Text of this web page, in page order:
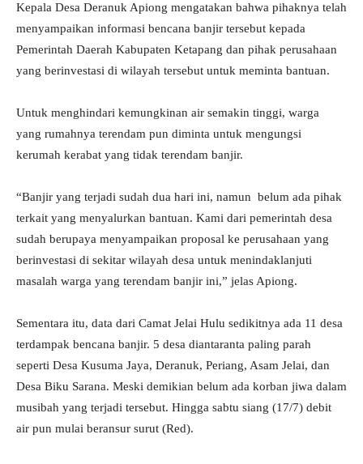
Kepala Desa Deranuk Apiong mengatakan bahwa pihaknya telah
menyampaikan informasi bencana banjir tersebut kepada
Pemerintah Daerah Kabupaten Ketapang dan pihak perusahaan
yang berinvestasi di wilayah tersebut untuk meminta bantuan.
Untuk menghindari kemungkinan air semakin tinggi, warga
yang rumahnya terendam pun diminta untuk mengungsi
kerumah kerabat yang tidak terendam banjir.
“Banjir yang terjadi sudah dua hari ini, namun belum ada pihak
terkait yang menyalurkan bantuan. Kami dari pemerintah desa
sudah berupaya menyampaikan proposal ke perusahaan yang
berinvestasi di sekitar wilayah desa untuk menindaklanjuti
masalah warga yang terendam banjir ini,” jelas Apiong.
Sementara itu, data dari Camat Jelai Hulu sedikitnya ada 11 desa
terdampak bencana banjir. 5 desa diantaranta paling parah
seperti Desa Kusuma Jaya, Deranuk, Periang, Asam Jelai, dan
Desa Biku Sarana. Meski demikian belum ada korban jiwa dalam
musibah yang terjadi tersebut. Hingga sabtu siang (17/7) debit
air pun mulai beransur surut (Red).